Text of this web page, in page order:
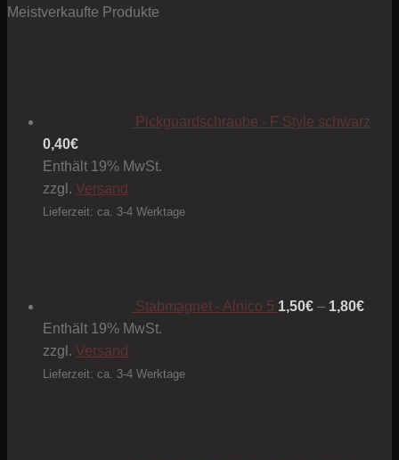
Meistverkaufte Produkte
Pickguardschraube - F Style schwarz
0,40€
Enthält 19% MwSt.
zzgl. Versand
Lieferzeit: ca. 3-4 Werktage
Stabmagnet - Alnico 5 1,50€ – 1,80€1,80€
Enthält 19% MwSt.
zzgl. Versand
Lieferzeit: ca. 3-4 Werktage